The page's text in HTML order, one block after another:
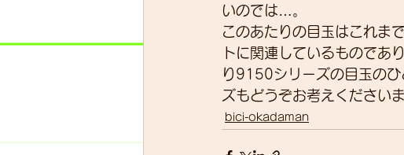
いのでは…。
このあたりの目玉はこれ
トに関連しているものであ
り9150シリーズの目玉の
ズもどうぞお考えくださいま
bici-okadaman